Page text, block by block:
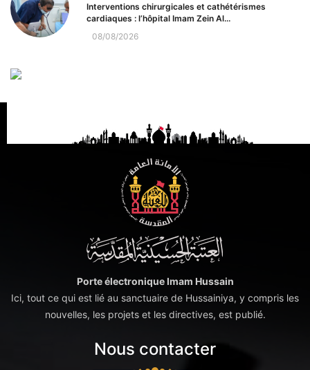
Interventions chirurgicales et cathétérismes
cardiaques : l’hôpital Imam Zein Al...
08/08/2026
Porte électronique Imam Hussain
Ici, tout ce qui est lié au sanctuaire de Hussainiya, y compris les
nouvelles, les projets et les directives, est publié.
Nous contacter